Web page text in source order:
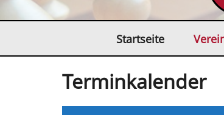
springen
Startseite
Terminkalender